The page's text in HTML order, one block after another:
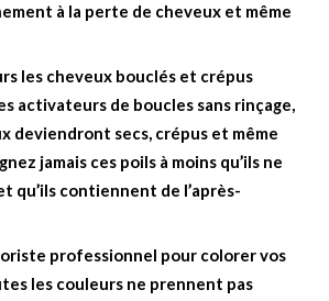
à la perte de cheveux et même
les cheveux bouclés et crépus
activateurs de boucles sans rinçage,
deviendront secs, crépus et même
jamais ces poils à moins qu’ils ne
qu’ils contiennent de l’après-
professionnel pour colorer vos
les couleurs ne prennent pas